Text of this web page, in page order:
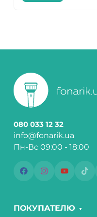
080 033 12 32
info@fonarik.ua
Пн-Вс 09:00 - 18:00
ПОКУПАТЕЛЮ